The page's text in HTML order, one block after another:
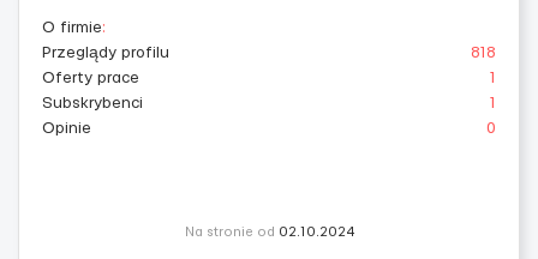
O firmie:
Przeglądy profilu
818
Oferty prace
1
Subskrybenci
1
Opinie
0
Na stronie od 02.10.2024